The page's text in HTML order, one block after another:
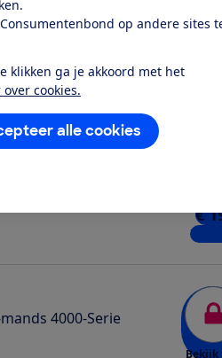
op andere sites
klikken ga je akkoord met het
over cookies.
alle cookies
2
4000-Serie
Ja | 40x24x47 cm
€
7
4000-Serie
Bekijk